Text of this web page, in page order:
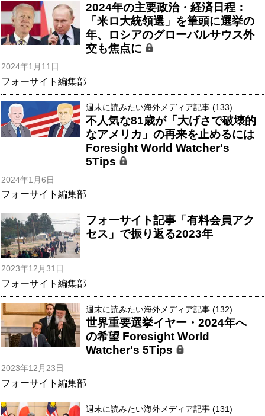
2024年の主要政治・経済日程：
「米ロ大統領選」を筆頭に選挙の
年、ロシアのグローバルサウス外
交も焦点に
2024年1月11日
フォーサイト編集部
週末に読みたい海外メディア記事 (133)
不人気な81歳が「大げさで破壊的
なアメリカ」の再来を止めるには
Foresight World Watcher's
5Tips
2024年1月6日
フォーサイト編集部
フォーサイト記事「有料会員アク
セス」で振り返る2023年
2023年12月31日
フォーサイト編集部
週末に読みたい海外メディア記事 (132)
世界重要選挙イヤー・2024年へ
の希望 Foresight World
Watcher's 5Tips
2023年12月23日
フォーサイト編集部
週末に読みたい海外メディア記事 (131)